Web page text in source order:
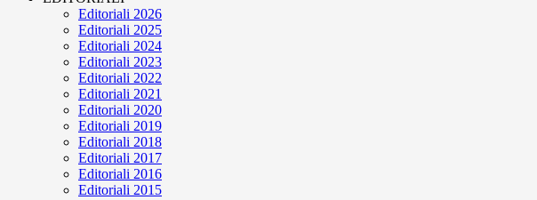
Editoriali 2026
Editoriali 2025
Editoriali 2024
Editoriali 2023
Editoriali 2022
Editoriali 2021
Editoriali 2020
Editoriali 2019
Editoriali 2018
Editoriali 2017
Editoriali 2016
Editoriali 2015